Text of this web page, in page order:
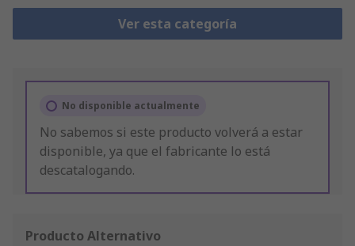
Ver esta categoría
No disponible actualmente
No sabemos si este producto volverá a estar
disponible, ya que el fabricante lo está
descatalogando.
Producto Alternativo